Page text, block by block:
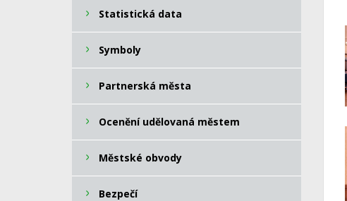
Statistická data
Symboly
Partnerská města
Ocenění udělovaná městem
Městské obvody
Bezpečí